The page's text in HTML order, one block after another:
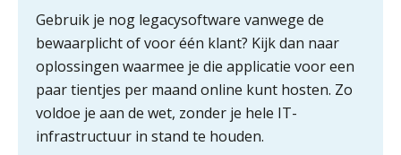
Gebruik je nog legacysoftware vanwege de
bewaarplicht of voor één klant? Kijk dan naar
oplossingen waarmee je die applicatie voor een
paar tientjes per maand online kunt hosten. Zo
voldoe je aan de wet, zonder je hele IT-
infrastructuur in stand te houden.
boekhoudfouten
Blog | Aandachtspunten bij de
transitie in verband met de Wet
toekomst pensioenen voor de
werkgever